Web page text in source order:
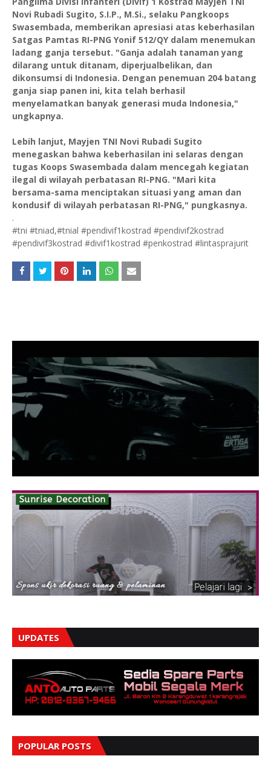
Novi Rubadi Sugito, S.I.P., M.Si., selaku Pangkoops
Swasembada, memberikan apresiasi atas keberhasilan
Satgas Pamtas RI-PNG Yonif 512/QY dalam menemukan
ladang ganja tersebut. "Ganja adalah tanaman yang
dilarang untuk ditanam, diperjualbelikan, dan
dikonsumsi di Indonesia. Dengan penemuan 204 batang
ganja siap panen ini, kita telah berhasil
menyelamatkan banyak generasi muda Indonesia,"
ungkapnya.
Lebih lanjut, Mayjen TNI Novi Rubadi Sugito
menegaskan bahwa keberhasilan ini selaras dengan
tugas Koops Swasembada dalam mencegah kegiatan
ilegal di wilayah perbatasan RI-PNG. "Mari kita
bersama-sama menciptakan situasi yang aman dan
kondusif di wilayah perbatasan RI-PNG," pungkasnya.
.
#tni #tniad,#tnial #pendivif1kostrad #pendivif2kostrad
#pendivif3kostrad #divif1kostrad #penkostrad #lintasprajurit
UPDATES
POPULAR POSTS